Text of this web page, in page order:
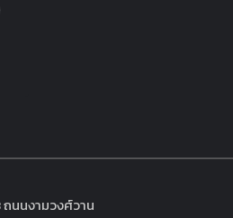
ถนนงามวงศ์วาน